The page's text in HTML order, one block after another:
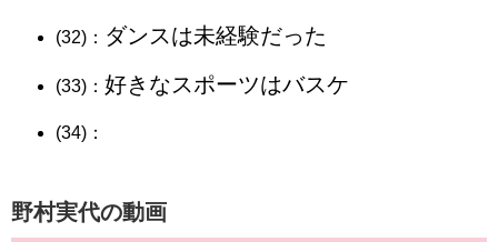
(32)： ダンスは未経験だった
(33)： 好きなスポーツはバスケ
(34)：
野村実代の動画